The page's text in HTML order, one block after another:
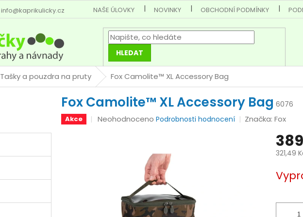
info@kaprikulicky.cz NAŠE ÚLOVKY NOVINKY OBCHODNÍ PODMÍNKY
HLEDAT
Tašky a pouzdra na pruty Fox Camolite™ XL Accessory Bag
Fox Camolite™ XL Accessory Bag 6076
Akce
Průměrné
hvězdiček.
Neohodnoceno Podrobnosti hodnocení Značka: Fox
321,49
cena: